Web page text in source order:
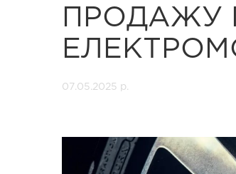
ПРОДАЖУ
07.05.2025 р.